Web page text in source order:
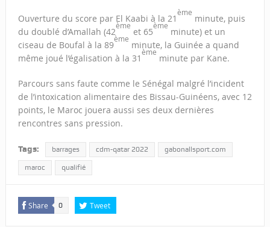
Ouverture du score par El Kaabi à la 21
ème
minute, puis
du doublé d’Amallah (42
ème
et 65
ème
minute) et un
ciseau de Boufal à la 89
ème
minute, la Guinée a quand
même joué l’égalisation à la 31
ème
minute par Kane.
Parcours sans faute comme le Sénégal malgré l’incident
de l’intoxication alimentaire des Bissau-Guinéens, avec 12
points, le Maroc jouera aussi ses deux dernières
rencontres sans pression.
Tags: barrages cdm-qatar 2022 gabonallsport.com
maroc qualifié
Share 0 Tweet